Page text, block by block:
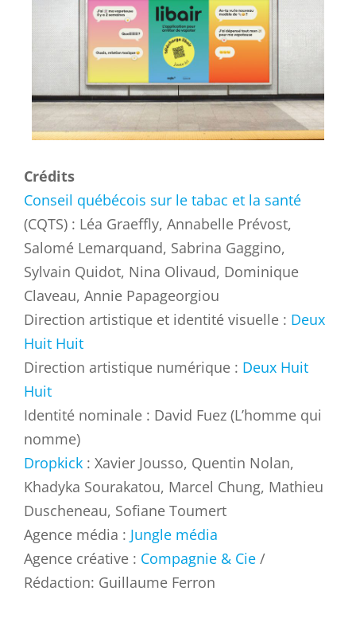
Crédits
Conseil québécois sur le tabac et la santé
(CQTS) : Léa Graeffly, Annabelle Prévost,
Salomé Lemarquand, Sabrina Gaggino,
Sylvain Quidot, Nina Olivaud, Dominique
Claveau, Annie Papageorgiou
Direction artistique et identité visuelle : Deux
Huit Huit
Direction artistique numérique : Deux Huit
Huit
Identité nominale : David Fuez (L’homme qui
nomme)
Dropkick : Xavier Jousso, Quentin Nolan,
Khadyka Sourakatou, Marcel Chung, Mathieu
Duscheneau, Sofiane Toumert
Agence média : Jungle média
Agence créative : Compagnie & Cie /
Rédaction: Guillaume Ferron